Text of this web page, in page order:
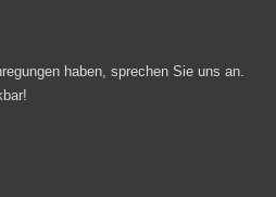
haben, sprechen Sie uns an.